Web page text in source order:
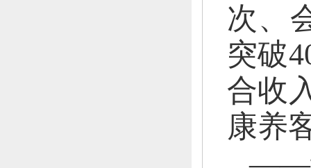
次、
突破
合收
康养